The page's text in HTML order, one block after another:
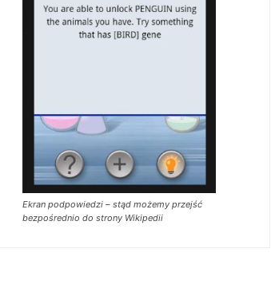
Ekran podpowiedzi – stąd możemy przejść
bezpośrednio do strony Wikipedii